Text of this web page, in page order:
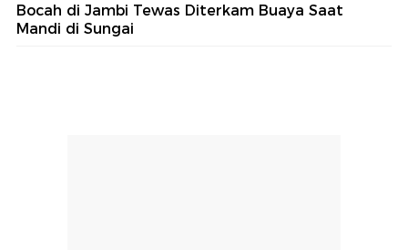
Bocah di Jambi Tewas Diterkam Buaya Saat
Mandi di Sungai